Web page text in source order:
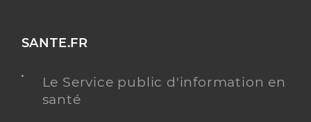
SANTE.FR
Le Service public d'information en
santé